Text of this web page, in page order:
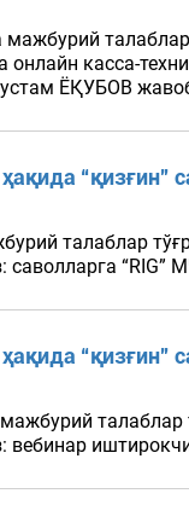
онлайн касса-
ЁҚУБОВ
“қизғин”
талаблар
саволларга
“қизғин”
вебинар